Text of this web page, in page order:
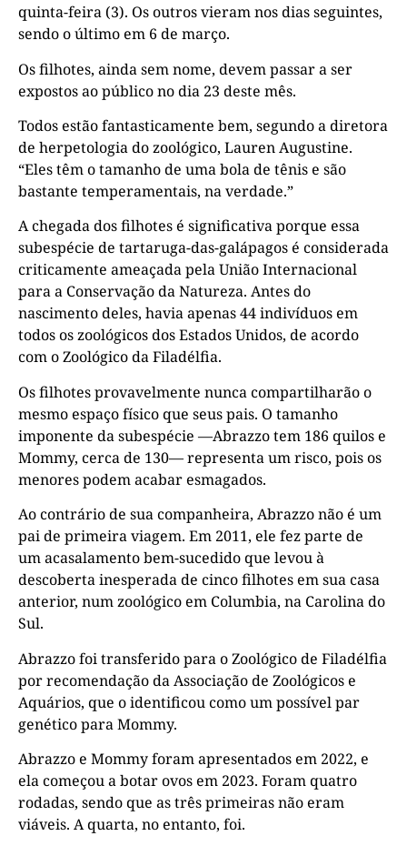
quinta-feira (3). Os outros vieram nos dias seguintes,
sendo o último em 6 de março.
Os filhotes, ainda sem nome, devem passar a ser
expostos ao público no dia 23 deste mês.
Todos estão fantasticamente bem, segundo a diretora
de herpetologia do zoológico, Lauren Augustine.
“Eles têm o tamanho de uma bola de tênis e são
bastante temperamentais, na verdade.”
A chegada dos filhotes é significativa porque essa
subespécie de tartaruga-das-galápagos é considerada
criticamente ameaçada pela União Internacional
para a Conservação da Natureza. Antes do
nascimento deles, havia apenas 44 indivíduos em
todos os zoológicos dos Estados Unidos, de acordo
com o Zoológico da Filadélfia.
Os filhotes provavelmente nunca compartilharão o
mesmo espaço físico que seus pais. O tamanho
imponente da subespécie —Abrazzo tem 186 quilos e
Mommy, cerca de 130— representa um risco, pois os
menores podem acabar esmagados.
Ao contrário de sua companheira, Abrazzo não é um
pai de primeira viagem. Em 2011, ele fez parte de
um acasalamento bem-sucedido que levou à
descoberta inesperada de cinco filhotes em sua casa
anterior, num zoológico em Columbia, na Carolina do
Sul.
Abrazzo foi transferido para o Zoológico de Filadélfia
por recomendação da Associação de Zoológicos e
Aquários, que o identificou como um possível par
genético para Mommy.
Abrazzo e Mommy foram apresentados em 2022, e
ela começou a botar ovos em 2023. Foram quatro
rodadas, sendo que as três primeiras não eram
viáveis. A quarta, no entanto, foi.